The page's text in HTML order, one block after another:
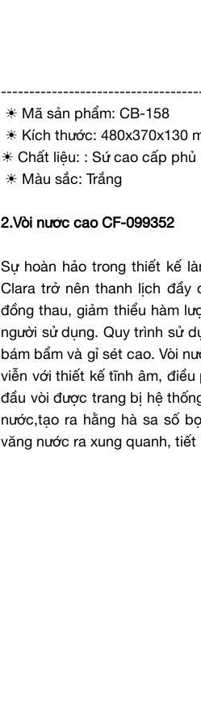
☀ Mã sản phẩm: CB-158
☀ Kích thước: 480x370x130
☀ Chất liệu: : Sứ cao cấp phủ
☀ Màu sắc: Trắng
2.Vòi nước cao CF-099352
Sự hoàn hảo trong thiết kế
Clara trở nên thanh lịch đầy
đồng thau, giảm thiểu hàm
người sử dụng. Quy trình sử
bám bẩm và gỉ sét cao. Vòi
viễn với thiết kế tĩnh âm, điều
đầu vòi được trang bị hệ
nước,tạo ra hằng hà sa số
văng nước ra xung quanh,